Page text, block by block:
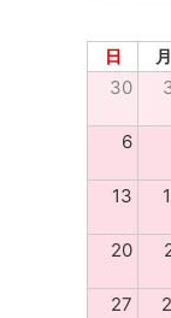
日 月
30
6
13
20
27